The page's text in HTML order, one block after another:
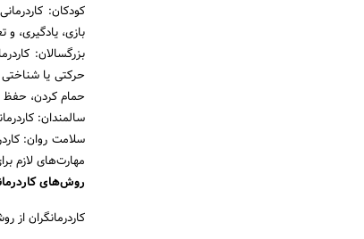
کودکان:
بازی، یادگیری،
بزرگسالان:
حرکتی یا
حمام کردن، حفظ
سالمندان:
سلامت روان:
مهارت‌های لازم
روش‌های
کاردرمانگران